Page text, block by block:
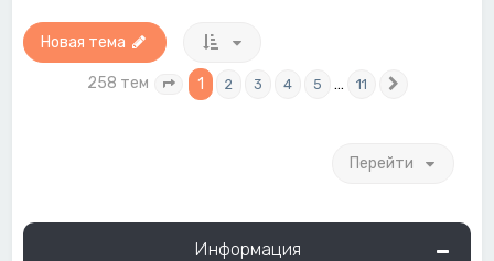
Новая тема
258 тем Страница 1из 11
1 2 3 4 5 … 11
Перейти
Информация